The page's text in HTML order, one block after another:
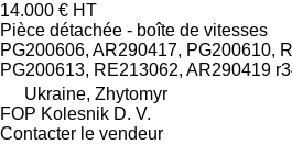
14.000 € HT
Pièce détachée - boîte de vitesses
PG200606, AR290417, PG200610,
PG200613, RE213062, AR290419
Ukraine, Zhytomyr
FOP Kolesnik D. V.
Contacter le vendeur